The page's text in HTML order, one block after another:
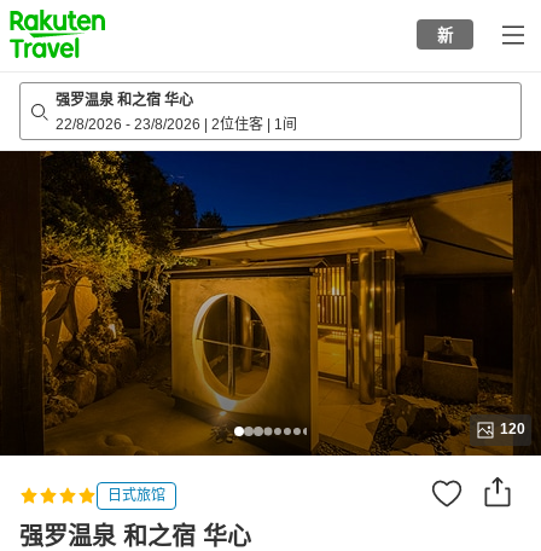
to
top
page
新
强罗温泉 和之宿 华心
22/8/2026 - 23/8/2026 2位住客 1间
120
日式旅馆
强罗温泉 和之宿 华心